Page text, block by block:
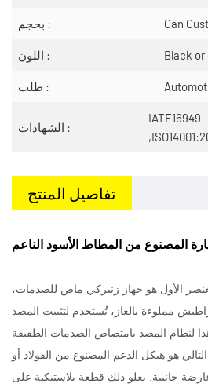
بحجم : Can
اللون : Black
طلب :
الشهادات :
IATF16949
تفاصيل المنتج
المصنوع من المطاط الأسود الناعم
الأول هو جهاز زنبركي ماص للصدمات،
مملوءة بالغاز، تُستخدم لتثبيت المصد
لنظام المصد بامتصاص الصدمات الطفيفة
هو هيكل الدعم المصنوع من الفولاذ أو
جانبية. يعلو ذلك قطعة بلاستيكية على